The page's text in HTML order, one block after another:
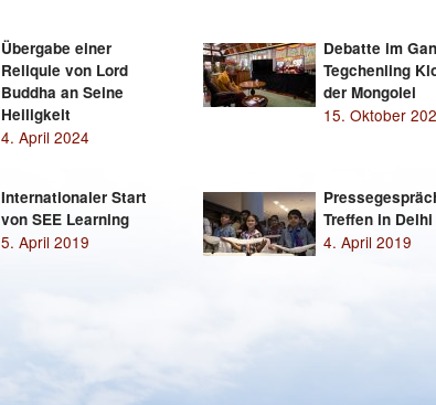
Übergabe einer
Reliquie von Lord
Buddha an Seine
Heiligkeit
4. April 2024
Debatte im
Tegchenling
der Mongolei
15. Oktober
Internationaler Start
von SEE Learning
5. April 2019
Treffen in Delhi
4. April 2019